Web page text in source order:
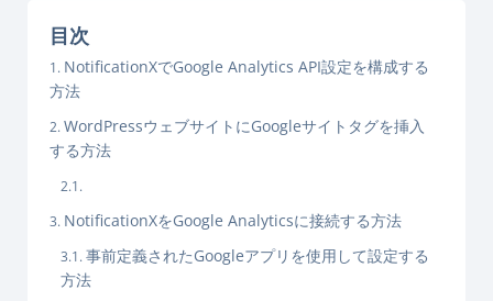
目次
NotificationXでGoogle Analytics API設定を構成する
方法
WordPressウェブサイトにGoogleサイトタグを挿入
する方法
NotificationXをGoogle Analyticsに接続する方法
事前定義されたGoogleアプリを使用して設定する
方法